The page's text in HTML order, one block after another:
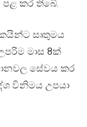
කර තිබේ.
සෘතුමය
මාස 8ක්
සේවය කර
විනිමය උපයා